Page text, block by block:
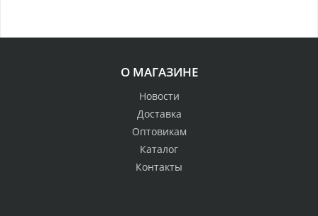
О МАГАЗИНЕ
Новости
Доставка
Оптовикам
Каталог
Контакты